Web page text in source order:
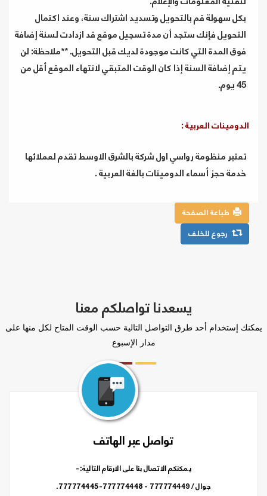
بكل سهولة قم بالتحويل وتسديد اشتراك سنة، وعند اكتمال
التحويل فإنك ستجد أن مدة تسجيل موقع قد ازدادت لسنة إضافة
فوق المدة التي كانت موجودة لديك قبل التحويل. **ملاحظة: لن
يتم إضافة السنة إذا كان الوقت المتبقي لانتهاء الموقع أقل من
45 يوم.
الدومينات العربية :
تعتبر منظومة رواسي اول شركة بالشرق الاوسط تقدم لعملائها
خدمة حجز أسماء الدومينات بالغة العربية .
طباعة الصفحة
رجوع للخلف
يسعدنا تواصلكم معنا
يمكنك إستخدام أحد طرق التواصل التالية حسب الوقت المتاح لكل منها على
مدار الإسبوع
تواصل عبر الهاتف
يمكنكم الاتصال بنا على الارقام التالية:-
جوال / 777774449 - 777774448-777774445.